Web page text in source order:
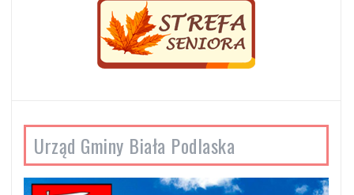
Urząd Gminy Biała Podlaska